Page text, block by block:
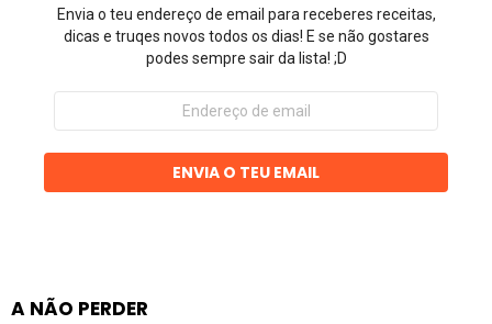
Envia o teu endereço de email para receberes receitas,
dicas e truqes novos todos os dias! E se não gostares
podes sempre sair da lista! ;D
Endereço
email
ENVIA O TEU EMAIL
A NÃO PERDER